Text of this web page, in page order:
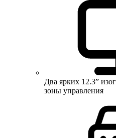
Два ярких 12.3”
зоны управления